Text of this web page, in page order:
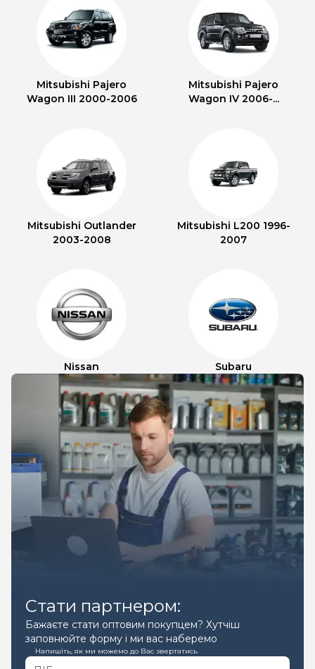
Mitsubishi Pajero
Wagon III 2000-2006
Mitsubishi Pajero
Wagon IV 2006-...
Mitsubishi Outlander
2003-2008
Mitsubishi L200 1996-
2007
Nissan Subaru
Стати партнером:
Бажаєте стати оптовим покупцем? Хутчіш
заповнюйте форму і ми вас наберемо
Напишіть, як ми можемо до Вас звертатись